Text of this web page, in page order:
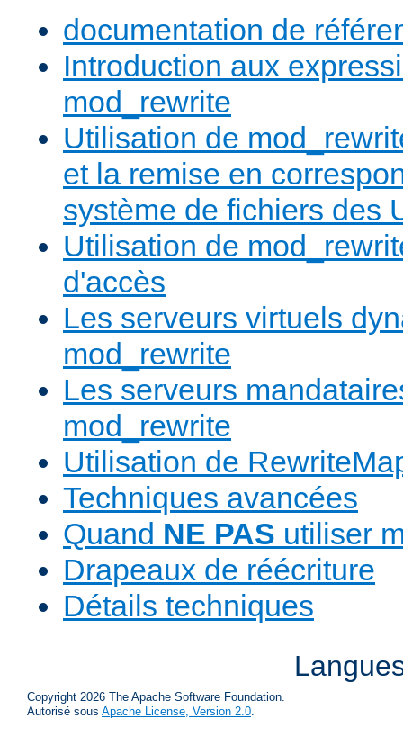
documentation de
Introduction aux
mod_rewrite
Utilisation de
et la remise en
système de fichiers des
Utilisation de
d'accès
Les serveurs virtuels
mod_rewrite
Les serveurs
mod_rewrite
Utilisation de
Techniques avancées
Quand NE PAS utiliser
Drapeaux de réécriture
Détails techniques
Copyright 2026 The Apache Software Foundation.
Autorisé sous Apache License, Version 2.0